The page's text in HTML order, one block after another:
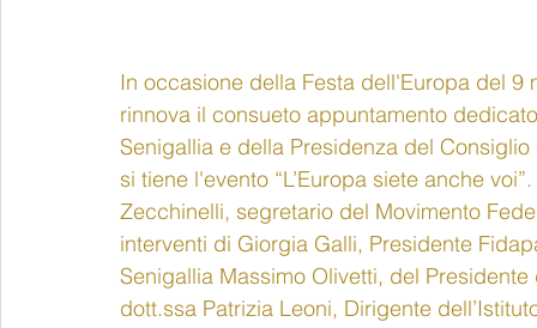
In occasione della Festa dell'Europa del
rinnova il consueto appuntamento
Senigallia e della Presidenza del
si tiene l'evento “L’Europa siete anche
Zecchinelli, segretario del Movimento
interventi di Giorgia Galli, Presidente
Senigallia Massimo Olivetti, del
dott.ssa Patrizia Leoni, Dirigente